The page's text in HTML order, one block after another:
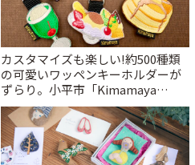
カスタマイズも楽しい!約500種類
の可愛いワッペンキーホルダーが
ずらり。小平市「Kimamaya
T&K」 | ことりっぷ